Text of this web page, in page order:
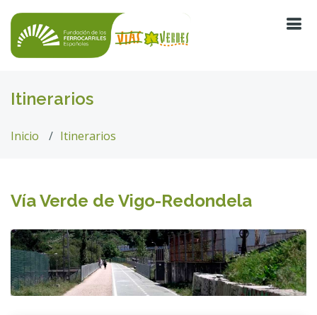
Itinerarios
Inicio Itinerarios
Vía Verde de Vigo-Redondela